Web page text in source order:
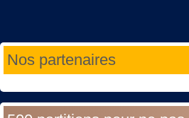
Nos partenaires
Année
précédente
Mois
précédent
Année
suivante
Mois
suivant